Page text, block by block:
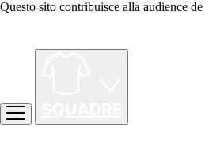
Questo sito contribuisce alla audience de